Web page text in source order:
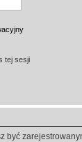
tej sesji
być